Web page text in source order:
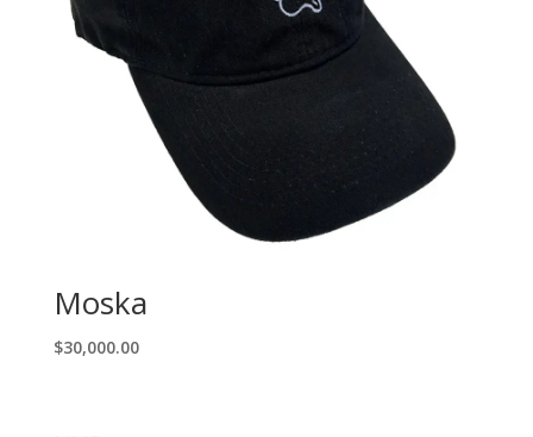
Moska
$30,000.00